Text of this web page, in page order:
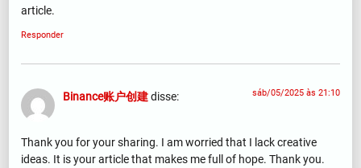
article.
Responder
Binance账户创建disse: sáb/05/2025 às 21:10
Thank you for your sharing. I am worried that I lack creative
ideas. It is your article that makes me full of hope. Thank you.